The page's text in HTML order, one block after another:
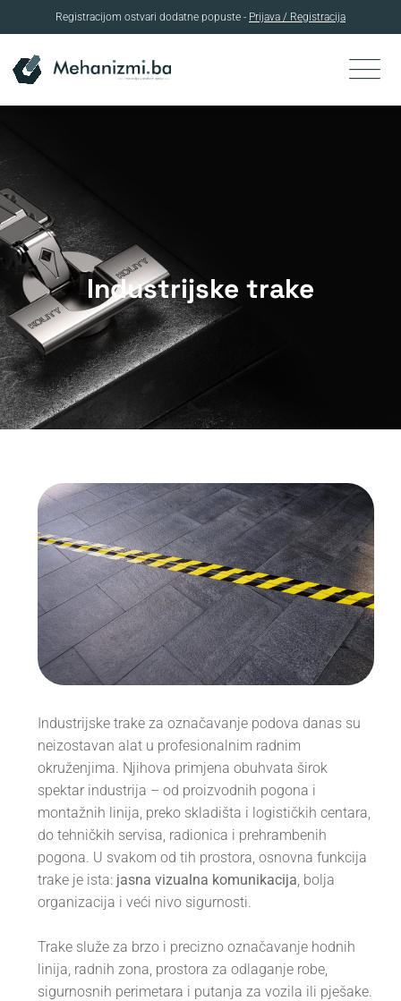
Skip
to
Registracijom ostvari dodatne popuste - Prijava / Registracija
Industrijske trake
Industrijske trake za označavanje podova danas su
neizostavan alat u profesionalnim radnim
okruženjima. Njihova primjena obuhvata širok
spektar industrija – od proizvodnih pogona i
montažnih linija, preko skladišta i logističkih centara,
do tehničkih servisa, radionica i prehrambenih
pogona. U svakom od tih prostora, osnovna funkcija
trake je ista: jasna vizualna komunikacija , bolja
organizacija i veći nivo sigurnosti.
Trake služe za brzo i precizno označavanje hodnih
linija, radnih zona, prostora za odlaganje robe,
sigurnosnih perimetara i putanja za vozila ili pješake.